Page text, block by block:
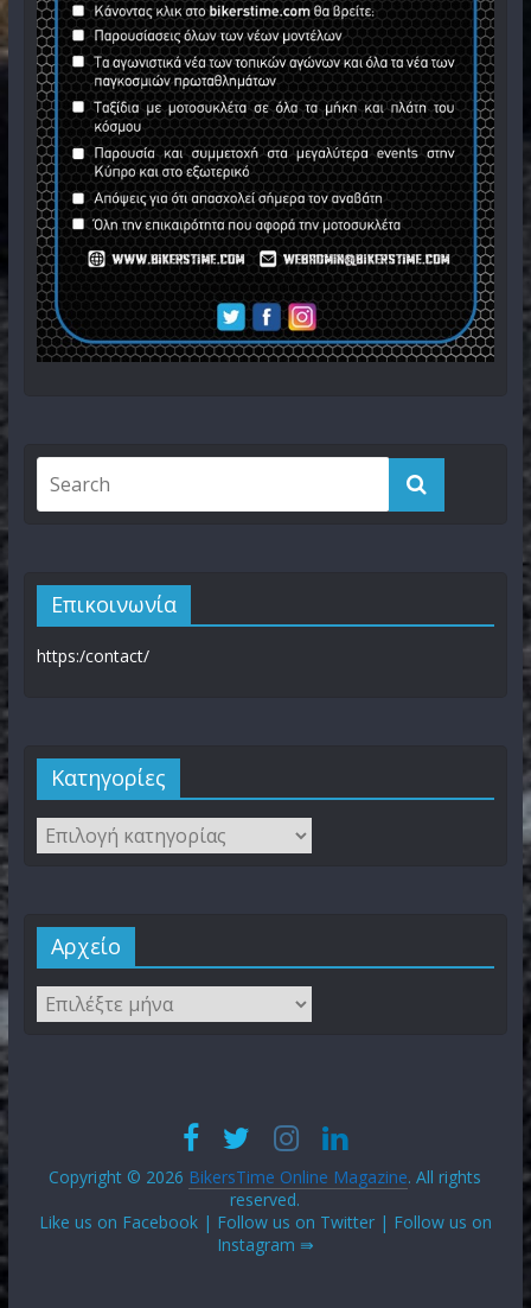
Επικοινωνία
https:/contact/
Kατηγορίες
Αρχείο
Copyright © 2026 BikersTime Online Magazine. All rights
reserved.
Like us on Facebook | Follow us on Twitter | Follow us on
Instagram ⇛